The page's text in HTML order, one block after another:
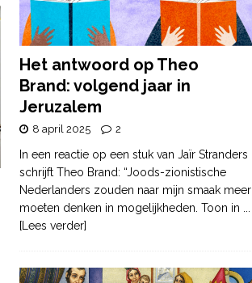
Het antwoord op Theo
Brand: volgend jaar in
Jeruzalem
8 april 2025 2
In een reactie op een stuk van Jaïr Stranders
schrijft Theo Brand: “Joods-zionistische
Nederlanders zouden naar mijn smaak meer
moeten denken in mogelijkheden. Toon in
[Lees verder]